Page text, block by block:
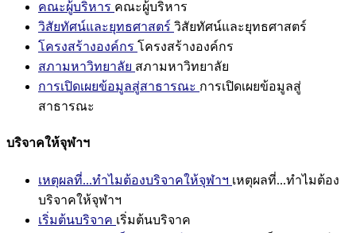
คณะผู้บริหาร คณะผู้บริหาร
วิสัยทัศน์และยุทธศาสตร์ วิสัยทัศน์และยุทธศาสตร์
โครงสร้างองค์กร โครงสร้างองค์กร
สภามหาวิทยาลัย สภามหาวิทยาลัย
การเปิดเผยข้อมูลสู่สาธารณะ การเปิดเผยข้อมูลสู่
สาธารณะ
บริจาคให้จุฬาฯ
เหตุผลที่...ทำไมต้องบริจาคให้จุฬาฯ เหตุผลที่...ทำไมต้อง
บริจาคให้จุฬาฯ
เริ่มต้นบริจาค เริ่มต้นบริจาค